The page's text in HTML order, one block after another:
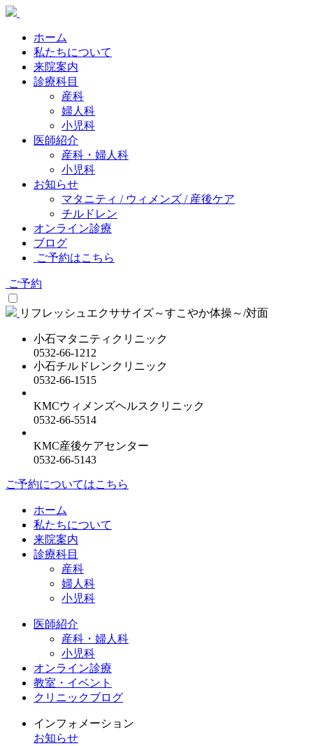
ホーム
私たちについて
来院案内
診療科目
産科
婦人科
小児科
医師紹介
産科・婦人科
小児科
お知らせ
マタニティ / ウィメンズ / 産後ケア
チルドレン
オンライン診療
ブログ
ご予約はこちら
ご予約
リフレッシュエクササイズ～すこやか体操～/対面
小石マタニティクリニック
0532-66-1212
小石チルドレンクリニック
0532-66-1515
KMCウィメンズヘルスクリニック
0532-66-5514
KMC産後ケアセンター
0532-66-5143
ご予約についてはこちら
ホーム
私たちについて
来院案内
診療科目
産科
婦人科
小児科
医師紹介
産科・婦人科
小児科
オンライン診療
教室・イベント
クリニックブログ
インフォメーション
お知らせ